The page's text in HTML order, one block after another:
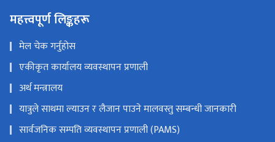
एकीकृत कार्यालय व्यवस्थापन प्रणाली
अर्थ मन्त्रालय
यात्रुले साथमा ल्याउन र लैजान पाउने मालवस्तु सम्बन्धी जानकारी
सार्वजनिक सम्पति व्यवस्थापन प्रणाली (PAMS)
नेपाल राजपत्र
Youtube